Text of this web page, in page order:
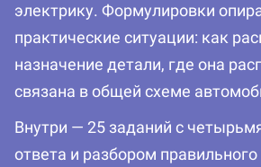
электрику. Формулировки
практические ситуации: как
назначение детали, где она
связана в общей схеме
Внутри — 25 заданий с
ответа и разбором